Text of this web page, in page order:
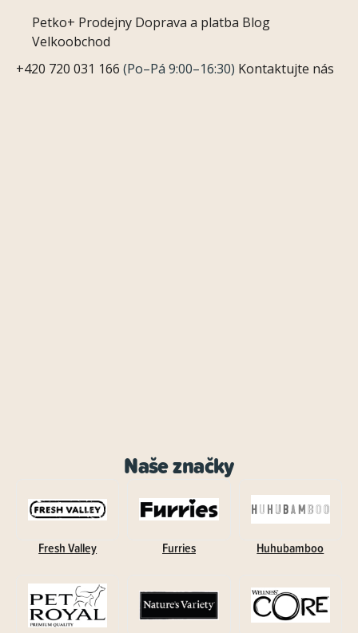
Petko+ Prodejny Doprava a platba Blog
Velkoobchod
+420 720 031 166 (Po–Pá 9:00–16:30) Kontaktujte nás
Naše značky
Fresh Valley Furries Huhubamboo